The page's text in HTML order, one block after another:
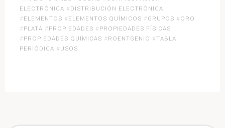
de
la
Tabla
Periódica:
ELECTRÓNICA # DISTRIBUCIÓN ELECTRÓNICA
# ELEMENTOS # ELEMENTOS QUÍMICOS # GRUPOS # ORO
# PLATA # PROPIEDADES # PROPIEDADES FÍSICAS
# PROPIEDADES QUÍMICAS # ROENTGENIO #TABLA
PERIÓDICA # USOS